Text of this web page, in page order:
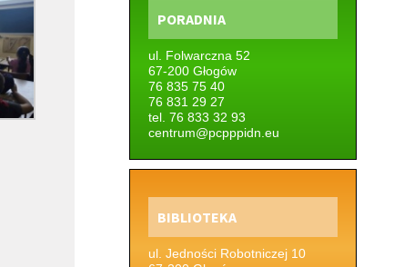
PORADNIA
ul. Folwarczna 52
67-200 Głogów
76 835 75 40
76 831 29 27
tel. 76 833 32 93
centrum@pcpppidn.eu
BIBLIOTEKA
ul. Jedności Robotniczej 10